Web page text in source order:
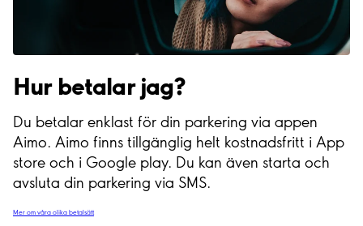
Hur betalar jag?
Du betalar enklast för din parkering via appen
Aimo. Aimo finns tillgänglig helt kostnadsfritt i App
store och i Google play. Du kan även starta och
avsluta din parkering via SMS.
Mer om våra olika betalsätt